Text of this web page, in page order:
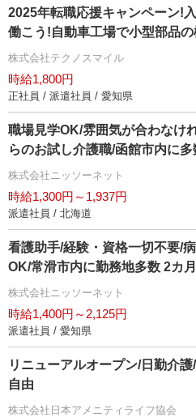
2025年転職応援キャンペーン!
働こう!自動車工場で小型部品
株式会社テクノスマイル
時給1,800円
正社員 / 派遣社員 / 愛知県
職場見学OK/雰囲気が合わなけ
らのお試し介護職/函館市内に多
株式会社ニッソーネット
時給1,300円～1,937円
派遣社員 / 北海道
看護助手/経験・資格一切不要/
OK/常滑市内に勤務地多数 2カ
株式会社ニッソーネット
時給1,400円～2,125円
派遣社員 / 愛知県
リニューアルオープン/日勤介
自由
株式会社日本アメニティライフ協会